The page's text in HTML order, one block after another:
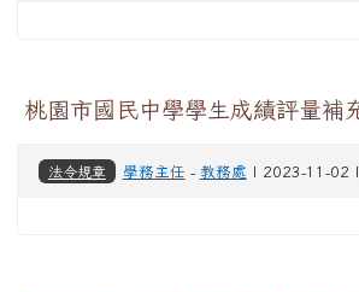
桃園市國民中學學生成績評量補
法令規章 學務主任 - 教務處 | 2023-11-02 |